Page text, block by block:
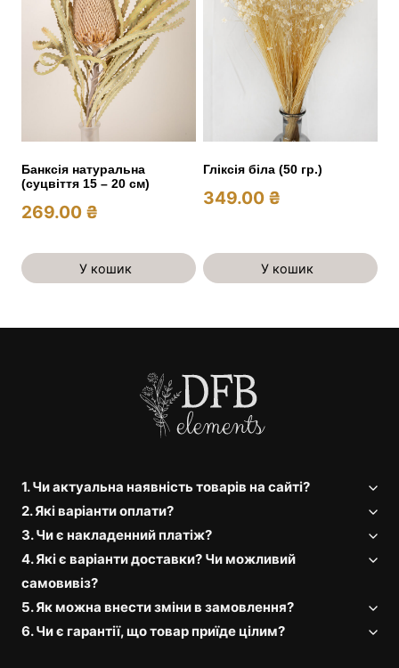
Банксія натуральна
(суцвіття 15 – 20 см)
269.00 ₴
У кошик
Гліксія біла (50 гр.)
349.00 ₴
У кошик
1. Чи актуальна наявність товарів на сайті?
2. Які варіанти оплати?
3. Чи є накладенний платіж?
4. Які є варіанти доставки? Чи можливий
самовивіз?
5. Як можна внести зміни в замовлення?
6. Чи є гарантії, що товар приїде цілим?